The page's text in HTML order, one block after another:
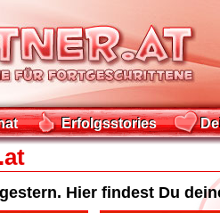
Erfolgsstories
Erfolgsstories
Hier findest Du